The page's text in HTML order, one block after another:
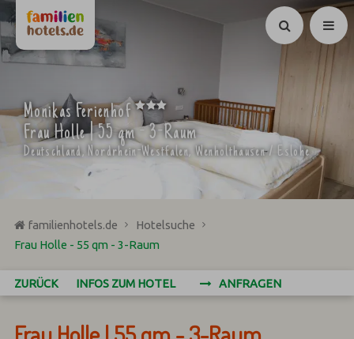
Suchen
Monikas Ferienhof ***
Frau Holle | 55 qm - 3-Raum
Deutschland, Nordrhein-Westfalen, Wenholthausen / Eslohe
familienhotels.de
Hotelsuche
Frau Holle - 55 qm - 3-Raum
ZURÜCK INFOS ZUM HOTEL ANFRAGEN